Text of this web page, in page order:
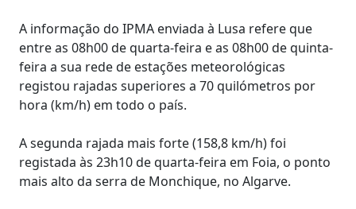
A informação do IPMA enviada à Lusa refere que
entre as 08h00 de quarta-feira e as 08h00 de quinta-
feira a sua rede de estações meteorológicas
registou rajadas superiores a 70 quilómetros por
hora (km/h) em todo o país.
A segunda rajada mais forte (158,8 km/h) foi
registada às 23h10 de quarta-feira em Foia, o ponto
mais alto da serra de Monchique, no Algarve.